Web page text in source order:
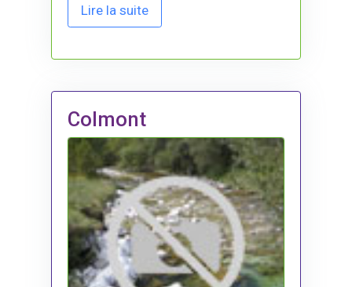
Lire la suite
Colmont